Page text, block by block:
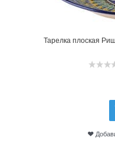
Тарелка плоская